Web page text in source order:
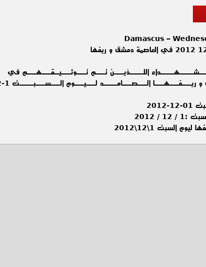
Damascus –
اللـــذيــن تــم تــوثــيـقــهــم في
/ 2012
السبت 1\12\2012